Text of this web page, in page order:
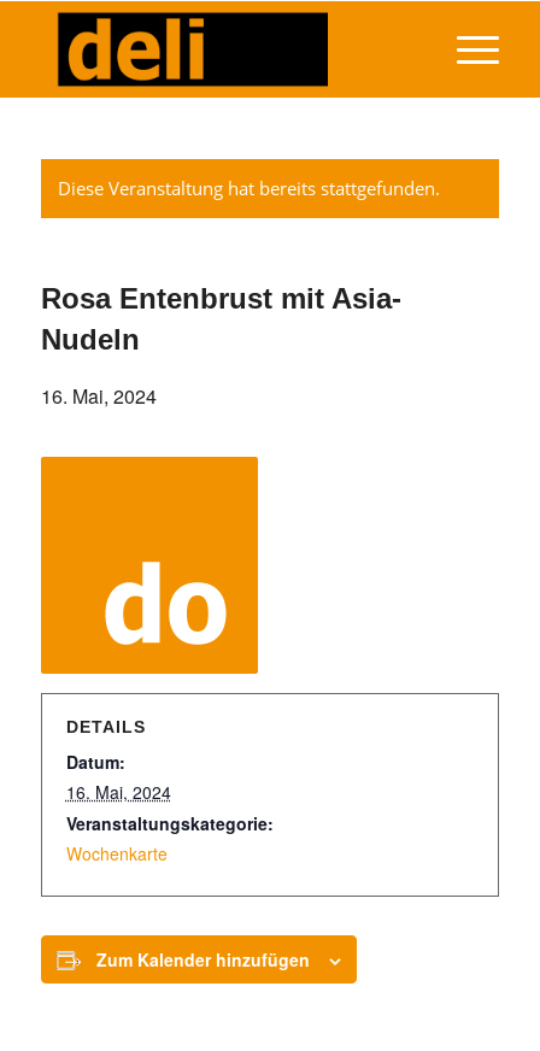
Diese Veranstaltung hat bereits stattgefunden.
Rosa Entenbrust mit Asia-
Nudeln
16. Mai, 2024
DETAILS
Datum:
16. Mai, 2024
Veranstaltungskategorie:
Wochenkarte
Zum Kalender hinzufügen